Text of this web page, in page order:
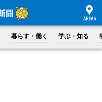
暮らす・働く 学ぶ・知る